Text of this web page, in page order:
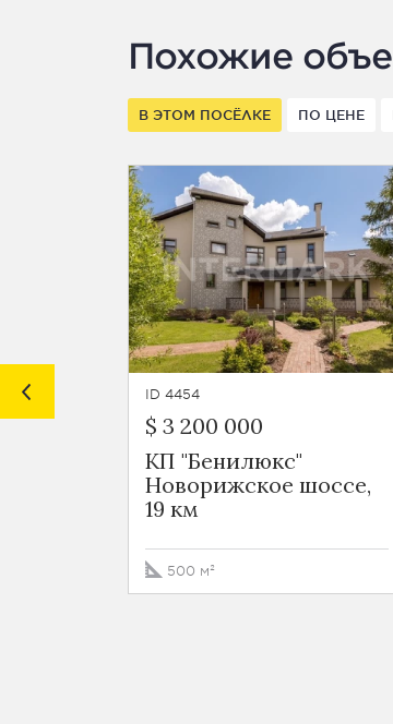
Похожие
В ЭТОМ ПОСЁЛКЕ ПО ЦЕНЕ
ID 4454
$ 3 200 000
КП "Бенилюкс"
Новорижское шоссе,
19 км
500 м²